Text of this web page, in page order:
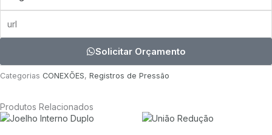
Solicitar Orçamento
Categorias CONEXÕES, Registros de Pressão
Produtos Relacionados